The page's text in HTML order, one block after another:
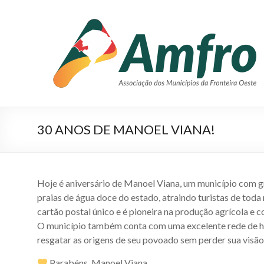
AMFRO
Associação
dos
da
Oeste
–
RS
Site
30 ANOS DE MANOEL VIANA!
Hoje é aniversário de Manoel Viana, um município com
praias de água doce do estado, atraindo turistas de
cartão postal único e é pioneira na produção agrícola e
O município também conta com uma excelente rede de
resgatar as origens de seu povoado sem perder sua